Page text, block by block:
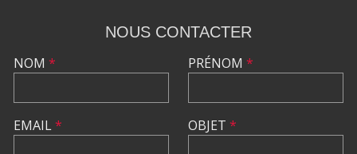
NOUS CONTACTER
NOM *
EMAIL*
PRÉNOM *
OBJET *